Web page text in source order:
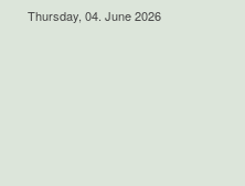
Thursday, 04. June 2026